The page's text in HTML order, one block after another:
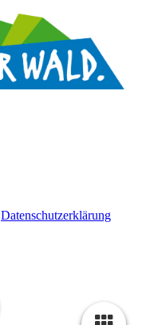
Datenschutzerklärung